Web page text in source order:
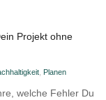
Projekt ohne
, Planen
welche Fehler Du